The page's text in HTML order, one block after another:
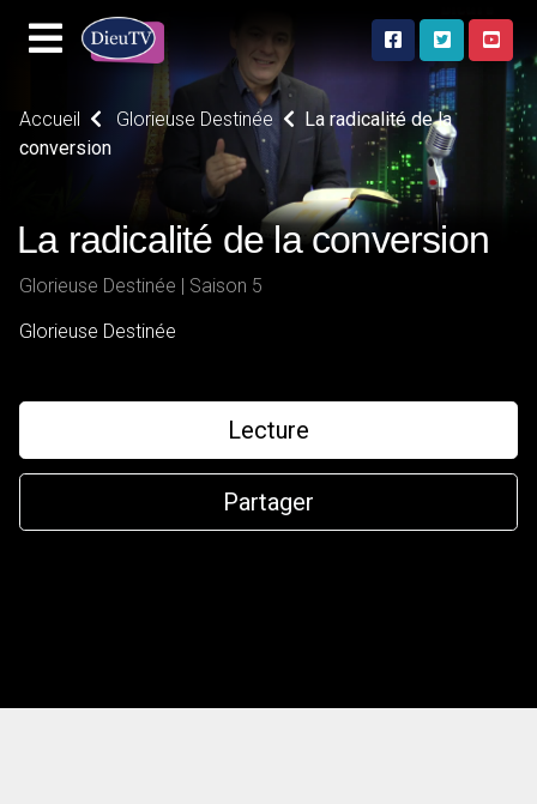
Accueil Glorieuse Destinée
La radicalité de la
conversion
La radicalité de la conversion
Glorieuse Destinée | Saison 5
Glorieuse Destinée
Lecture
Partager